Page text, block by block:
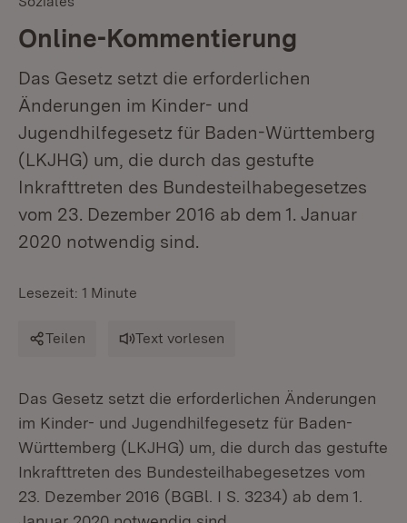
Online-Kommentierung
Das Gesetz setzt die erforderlichen
Änderungen im Kinder- und
Jugendhilfegesetz für Baden-Württemberg
(LKJHG) um, die durch das gestufte
Inkrafttreten des Bundesteilhabegesetzes
vom 23. Dezember 2016 ab dem 1. Januar
2020 notwendig sind.
Lesezeit: 1 Minute
Teilen Text vorlesen
Das Gesetz setzt die erforderlichen Änderungen
im Kinder- und Jugendhilfegesetz für Baden-
Württemberg (LKJHG) um, die durch das gestufte
Inkrafttreten des Bundesteilhabegesetzes vom
23. Dezember 2016 (BGBl. I S. 3234) ab dem 1.